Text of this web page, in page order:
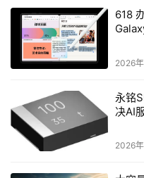
到破坏被感染计算机系统
种cnk会在被感染计算机
盘映像劫持文件
件"TG.PIF"（"U盘寄生虫
等移动存储设备进行自我
胁。在被感染计算机系统
站点"http://
618
2026
永铭
决AI
2026